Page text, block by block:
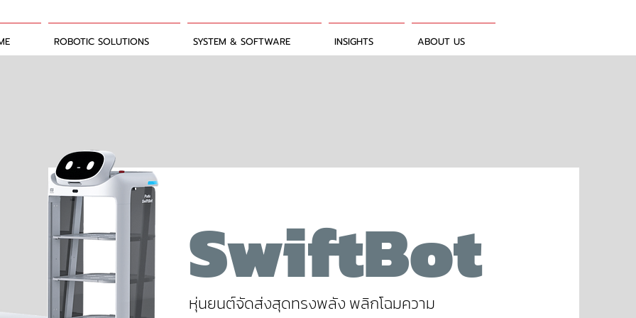
ROBOTIC SOLUTIONS SYSTEM & SOFTWARE INSIGHTS ABOUT US
SwiftBot
หุ่นยนต์จัดส่งสุดทรงพลัง พลิกโฉมความ